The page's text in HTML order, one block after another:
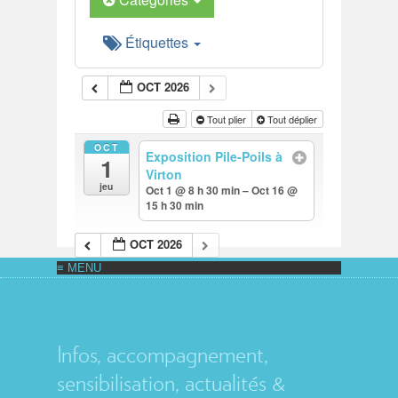
Étiquettes
OCT 2026
Tout plier Tout déplier
OCT
1
jeu
Exposition Pile-Poils à
Virton
Oct 1 @ 8 h 30 min – Oct 16 @
15 h 30 min
OCT 2026
Infos, accompagnement,
sensibilisation, actualités &